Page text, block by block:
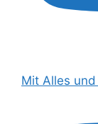
Mit Alles